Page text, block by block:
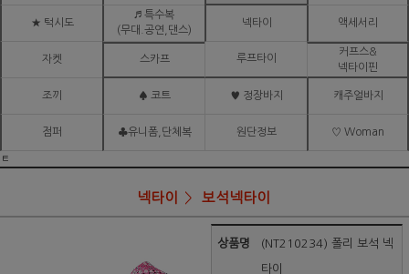
★ 턱시도
♬ 특수복
(무대.공연,댄스)
넥타이 액세서리
자켓 스카프 루프타이
커프스&
넥타이핀
조끼 ♠ 코트 ♥ 정장바지 캐주얼바지
점퍼 ♣유니폼,단체복 원단정보 ♡ Woman
ㅌ
넥타이 보석넥타이
상품명 (NT210234) 폴리 보석 넥
타이